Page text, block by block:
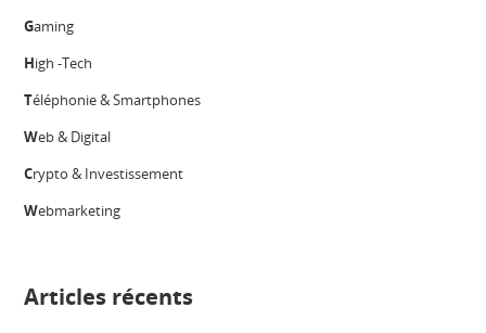
Gaming
High -Tech
Téléphonie & Smartphones
Web & Digital
Crypto & Investissement
Webmarketing
Articles récents